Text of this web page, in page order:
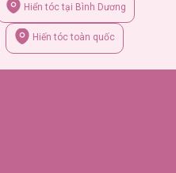
Hiển tóc tại Bình Dương
Hiến tóc toàn quốc